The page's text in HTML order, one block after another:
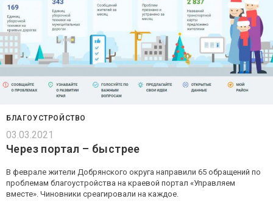
БЛАГОУСТРОЙСТВО
03.03.2021
Через портал – быстрее
В феврале жители Добрянского округа направили 65 обращений по
проблемам благоустройства на краевой портал «Управляем
вместе». Чиновники среагировали на каждое.